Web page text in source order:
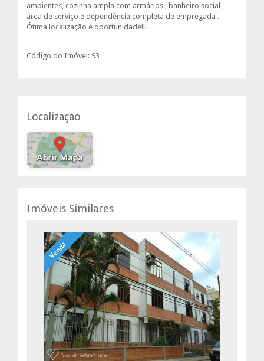
ambientes, cozinha ampla com armários , banheiro social ,
área de serviço e dependência completa de empregada .
Ótima localização e oportunidade!!!
Código do Imóvel: 93
Localização
Imóveis Similares
Venda